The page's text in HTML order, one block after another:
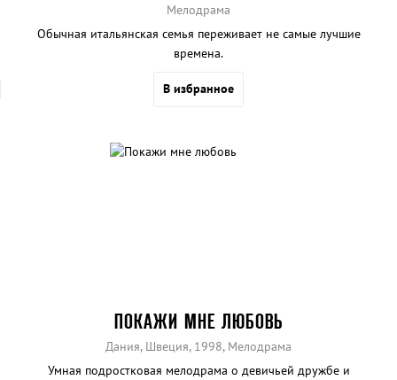
Мелодрама
Обычная итальянская семья переживает не самые лучшие
времена.
В избранное
ПОКАЖИ МНЕ ЛЮБОВЬ
Дания, Швеция, 1998, Мелодрама
Умная подростковая мелодрама о девичьей дружбе и